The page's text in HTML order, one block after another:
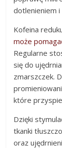
dotlenieniem
Kofeina
może
Regularne
się do
zmarszczek.
które
Dzięki
tkanki
oraz